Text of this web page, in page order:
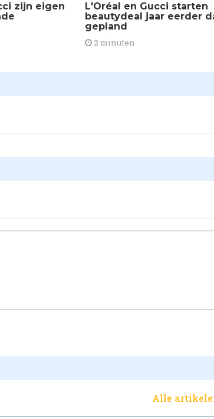
zijn eigen
L'Oréal en Gucci starten
beautydeal jaar eerder
gepland
2 minuten
Alle